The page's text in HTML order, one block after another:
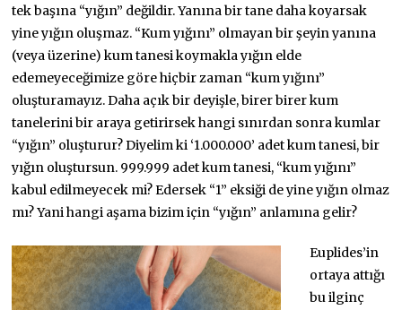
tek başına “yığın” değildir. Yanına bir tane daha koyarsak
yine yığın oluşmaz. “Kum yığını” olmayan bir şeyin yanına
(veya üzerine) kum tanesi koymakla yığın elde
edemeyeceğimize göre hiçbir zaman “kum yığını”
oluşturamayız. Daha açık bir deyişle, birer birer kum
tanelerini bir araya getirirsek hangi sınırdan sonra kumlar
“yığın” oluşturur? Diyelim ki ‘1.000.000’ adet kum tanesi, bir
yığın oluştursun. 999.999 adet kum tanesi, “kum yığını”
kabul edilmeyecek mi? Edersek “1” eksiği de yine yığın olmaz
mı? Yani hangi aşama bizim için “yığın” anlamına gelir?
Euplides’in
ortaya attığı
bu ilginç